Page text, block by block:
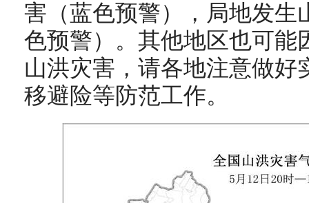
害（蓝色预警），局地发生
色预警）。其他地区也可能
山洪灾害，请各地注意做好
移避险等防范工作。